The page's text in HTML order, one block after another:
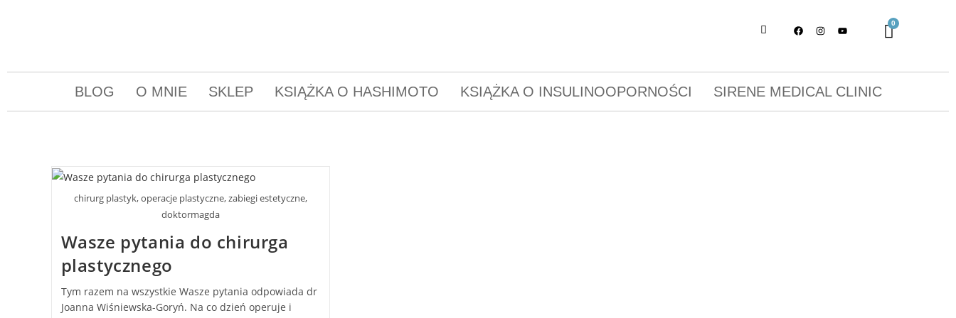
BLOG O MNIE SKLEP KSIĄŻKA O HASHIMOTO KSIĄŻKA O INSULINOOPORNOŚCI SIRENE MEDICAL CLINIC
chirurg plastyk, operacje plastyczne, zabiegi estetyczne,
doktormagda
Wasze pytania do chirurga
plastycznego
Tym razem na wszystkie Wasze pytania odpowiada dr
Joanna Wiśniewska-Goryń. Na co dzień operuje i